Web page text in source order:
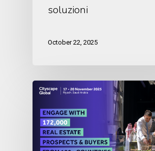
soluzioni
October 22, 2025